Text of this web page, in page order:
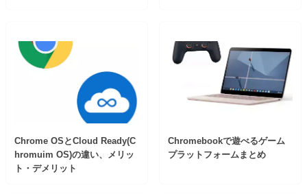
Chrome OSとCloud Ready(C
hromuim OS)の違い、メリッ
ト・デメリット
Chromebookで遊べるゲーム
プラットフォームまとめ